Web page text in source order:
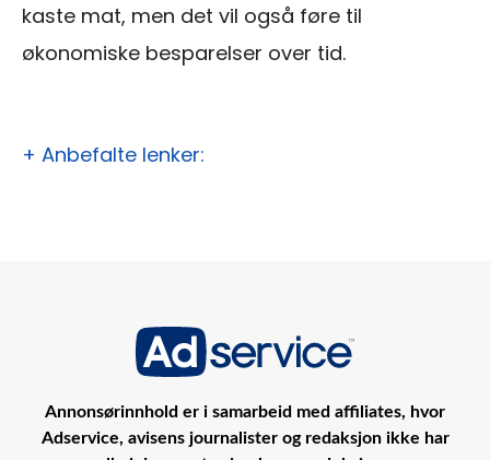
kaste mat, men det vil også føre til
økonomiske besparelser over tid.
+ Anbefalte lenker:
Annonsørinnhold er i samarbeid med affiliates, hvor
Adservice, avisens journalister og redaksjon ikke har